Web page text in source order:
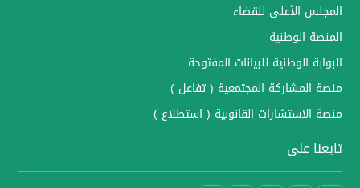
المجلس الأعلى للقضاء
المنصة الوطنية
البوابة الوطنية للبيانات المفتوحة
منصة المشاركة المجتمعية ( تفاعل )
منصة الاستشارات القانونية ( استطلاع )
تابعنا على